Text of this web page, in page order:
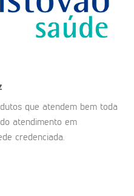
que atendem bem toda
atendimento em
credenciada.